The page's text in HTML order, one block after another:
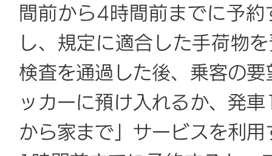
間前から4時間前までに予
し、規定に適合した手荷物
検査を通過した後、乗客の
ッカーに預け入れるか、発
から家まで」サービスを利